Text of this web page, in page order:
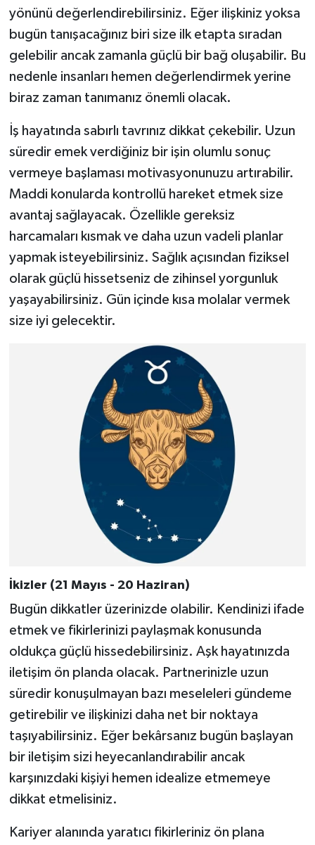
yönünü değerlendirebilirsiniz. Eğer ilişkiniz yoksa
bugün tanışacağınız biri size ilk etapta sıradan
gelebilir ancak zamanla güçlü bir bağ oluşabilir. Bu
nedenle insanları hemen değerlendirmek yerine
biraz zaman tanımanız önemli olacak.
İş hayatında sabırlı tavrınız dikkat çekebilir. Uzun
süredir emek verdiğiniz bir işin olumlu sonuç
vermeye başlaması motivasyonunuzu artırabilir.
Maddi konularda kontrollü hareket etmek size
avantaj sağlayacak. Özellikle gereksiz
harcamaları kısmak ve daha uzun vadeli planlar
yapmak isteyebilirsiniz. Sağlık açısından fiziksel
olarak güçlü hissetseniz de zihinsel yorgunluk
yaşayabilirsiniz. Gün içinde kısa molalar vermek
size iyi gelecektir.
İkizler (21 Mayıs - 20 Haziran)
Bugün dikkatler üzerinizde olabilir. Kendinizi ifade
etmek ve fikirlerinizi paylaşmak konusunda
oldukça güçlü hissedebilirsiniz. Aşk hayatınızda
iletişim ön planda olacak. Partnerinizle uzun
süredir konuşulmayan bazı meseleleri gündeme
getirebilir ve ilişkinizi daha net bir noktaya
taşıyabilirsiniz. Eğer bekârsanız bugün başlayan
bir iletişim sizi heyecanlandırabilir ancak
karşınızdaki kişiyi hemen idealize etmemeye
dikkat etmelisiniz.
Kariyer alanında yaratıcı fikirleriniz ön plana